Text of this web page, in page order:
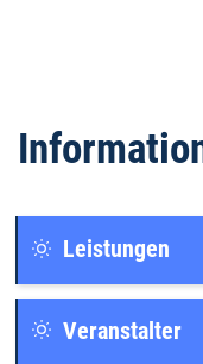
Leistungen
Veranstalter